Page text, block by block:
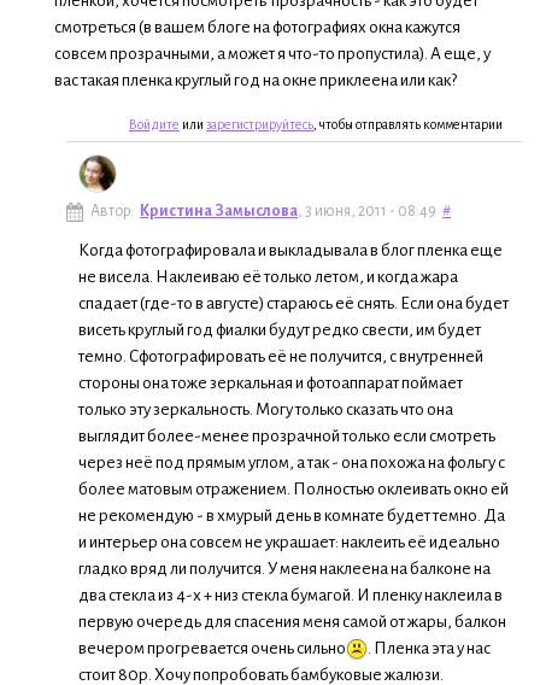
смотреться (в вашем блоге на фотографиях окна кажутся
совсем прозрачными, а может я что-то пропустила). А еще, у
вас такая пленка круглый год на окне приклеена или как?
Войдите или зарегистрируйтесь , чтобы отправлять комментарии
Автор: Кристина Замыслова, 3 июня, 2011 - 08:49 #
Когда фотографировала и выкладывала в блог пленка еще
не висела. Наклеиваю её только летом, и когда жара
спадает (где-то в августе) стараюсь её снять. Если она будет
висеть круглый год фиалки будут редко свести, им будет
темно. Сфотографировать её не получится, с внутренней
стороны она тоже зеркальная и фотоаппарат поймает
только эту зеркальность. Могу только сказать что она
выглядит более-менее прозрачной только если смотреть
через неё под прямым углом, а так - она похожа на фольгу с
более матовым отражением. Полностью оклеивать окно ей
не рекомендую - в хмурый день в комнате будет темно. Да
и интерьер она совсем не украшает: наклеить её идеально
гладко вряд ли получится. У меня наклеена на балконе на
два стекла из 4-х + низ стекла бумагой. И пленку наклеила в
первую очередь для спасения меня самой от жары, балкон
вечером прогревается очень сильно
. Пленка эта у нас
стоит 80р. Хочу попробовать бамбуковые жалюзи.